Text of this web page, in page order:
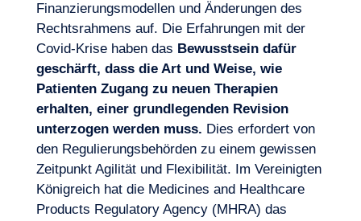
Finanzierungsmodellen und Änderungen des
Rechtsrahmens auf. Die Erfahrungen mit der
Covid-Krise haben das Bewusstsein dafür
geschärft, dass die Art und Weise, wie
Patienten Zugang zu neuen Therapien
erhalten, einer grundlegenden Revision
unterzogen werden muss. Dies erfordert von
den Regulierungsbehörden zu einem gewissen
Zeitpunkt Agilität und Flexibilität. Im Vereinigten
Königreich hat die Medicines and Healthcare
Products Regulatory Agency (MHRA) das